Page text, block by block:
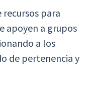
para
apoyen a grupos
a los
de pertenencia y